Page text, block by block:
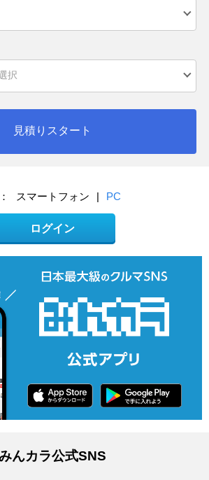
見積りスタート
スマートフォン | PC
ログイン
んカラ公式SNS